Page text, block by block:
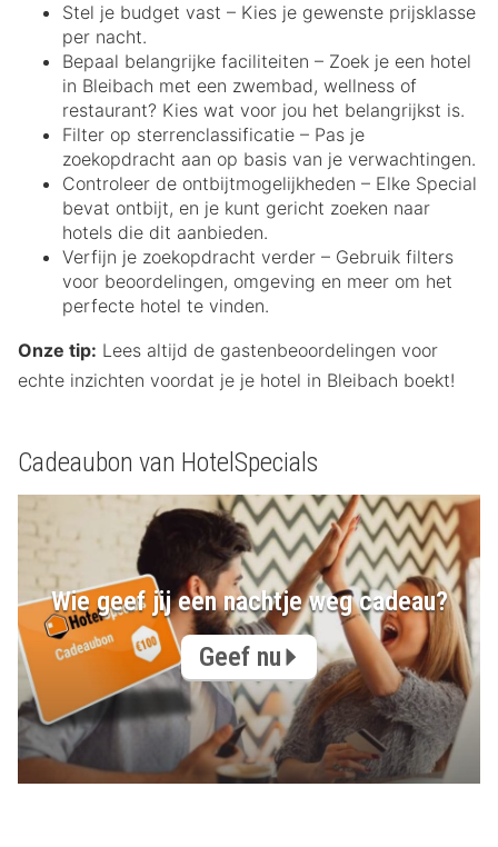
Stel je budget vast – Kies je gewenste prijsklasse
per nacht.
Bepaal belangrijke faciliteiten – Zoek je een hotel
in Bleibach met een zwembad, wellness of
restaurant? Kies wat voor jou het belangrijkst is.
Filter op sterrenclassificatie – Pas je
zoekopdracht aan op basis van je verwachtingen.
Controleer de ontbijtmogelijkheden – Elke Special
bevat ontbijt, en je kunt gericht zoeken naar
hotels die dit aanbieden.
Verfijn je zoekopdracht verder – Gebruik filters
voor beoordelingen, omgeving en meer om het
perfecte hotel te vinden.
Onze tip: Lees altijd de gastenbeoordelingen voor
echte inzichten voordat je je hotel in Bleibach boekt!
Cadeaubon van HotelSpecials
Wie geef jij een nachtje weg cadeau?
Geef nu